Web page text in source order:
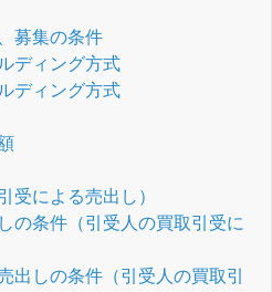
募集の条件
ディング方式
ディング方式
受による売出し）
の条件（引受人の買取引受に
出しの条件（引受人の買取引